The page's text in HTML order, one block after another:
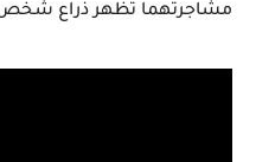
مشاجرتهما تظهر ذراع شخص